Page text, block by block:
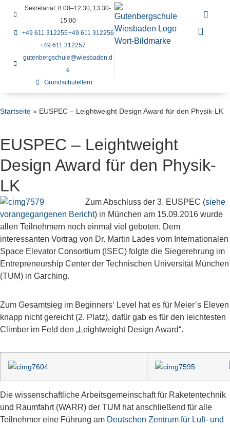
Sekretariat: 8:00–12:30, 13:30-
15:00
+49 611 312255+49 611 312256
+49 611 312257
gutenbergschule@wiesbaden.d
e
Grundschuleltern
Startseite » EUSPEC – Leightweight Design Award für den Physik-LK
EUSPEC – Leightweight
Design Award für den Physik-
LK
Zum Abschluss der 3. EUSPEC (siehe
vorangegangenen Bericht) in München am 15.09.2016 wurde
allen Teilnehmern noch einmal viel geboten. Dem
interessanten Vortrag von Dr. Martin Lades vom Internationalen
Space Elevator Consortium (ISEC) folgte die Siegerehrung im
Entrepreneurship Center der Technischen Universität München
(TUM) in Garching.
Zum Gesamtsieg im Beginners‘ Level hat es für Meier’s Eleven
knapp nicht gereicht (2. Platz), dafür gab es für den leichtesten
Climber im Feld den „Leightweight Design Award“.
Die wissenschaftliche Arbeitsgemeinschaft für Raketentechnik
und Raumfahrt (WARR) der TUM hat anschließend für alle
Teilnehmer eine Führung am Deutschen Zentrum für Luft- und